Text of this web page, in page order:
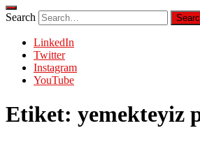
Search
LinkedIn
Twitter
Instagram
YouTube
Etiket: yemekteyiz